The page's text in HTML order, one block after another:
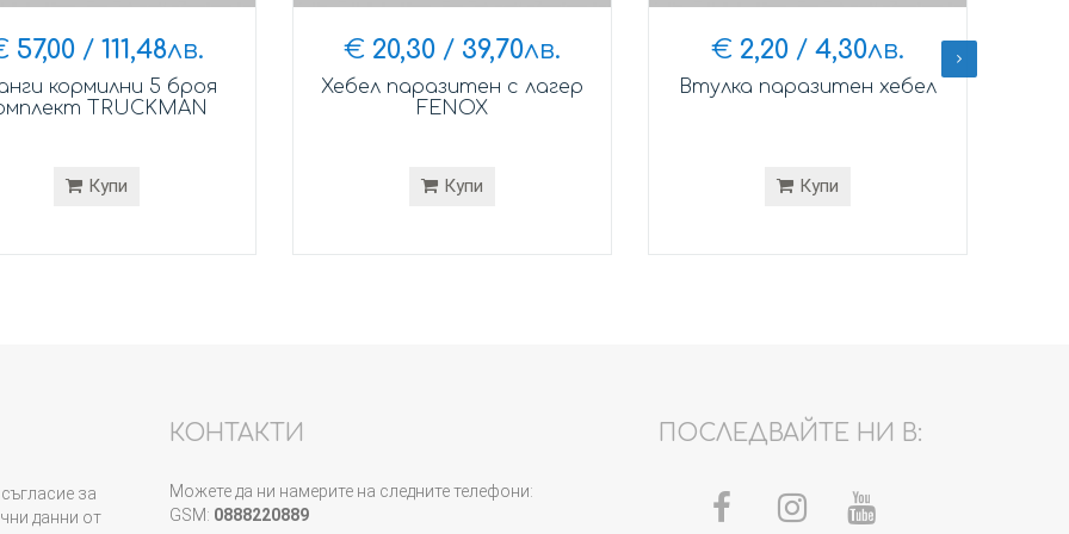
57,00 / 111,48лв.
кормилни 5 броя
TRUCKMAN
Купи
€ 20,30/ 39,70лв.
Хебел паразитен с лагер
FENOX
Купи
€ 2,20/ 4,30лв.
Втулка паразитен хебел
Купи
за
данни от
КОНТАКТИ
Можете да ни намерите на следните телефони:
GSM: 0888220889
ПОСЛЕДВАЙТЕ НИ В: